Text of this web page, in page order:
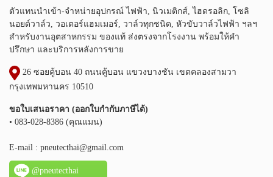
ตัวแทนนำเข้า-จำหน่ายอุปกรณ์ ไฟฟ้า, นิวเมติกส์, ไฮดรอลิก, โซลิ
นอยด์วาล์ว, วอเตอร์แฮมเมอร์, วาล์วทุกชนิด, หัวขับวาล์วไฟฟ้า ฯลฯ
สำหรับงานอุตสาหกรรม ของแท้ ส่งตรงจากโรงงาน พร้อมให้คำ
ปรึกษา และบริการหลังการขาย
26 ซอยคู้บอน 40 ถนนคู้บอน แขวงบางชัน เขตคลองสามวา
กรุงเทพมหานคร 10510
ขอใบเสนอราคา (ออกใบกำกับภาษีได้)
• 083-028-8386 (คุณแมน)
E-mail : pneutecthai@gmail.com
@pneutecthai